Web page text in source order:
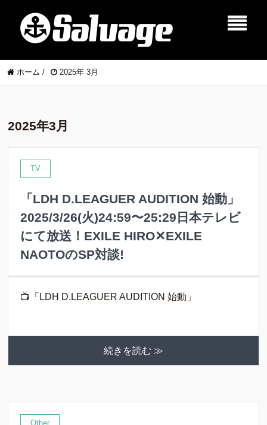
ホーム / 2025年 3月
2025年3月
TV
「LDH D.LEAGUER AUDITION 始動」
2025/3/26(火)24:59〜25:29⽇本テレビ
にて放送！EXILE HIRO✕EXILE
NAOTOのSP対談!
📺「LDH D.LEAGUER AUDITION 始動」
続きを読む ≫
Other